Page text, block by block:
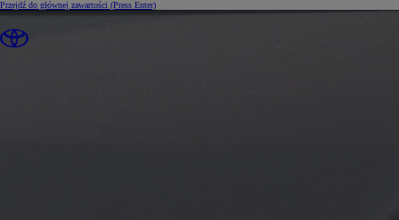
Przejdź do głównej zawartości (Press Enter)